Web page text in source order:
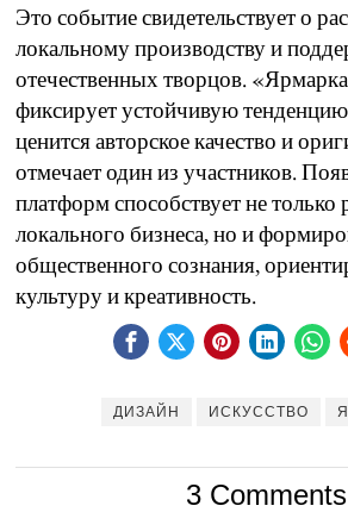
Это событие свидетельствует о
локальному производству и
отечественных творцов. «Ярмарка
фиксирует устойчивую
ценится авторское качество и
отмечает один из участников.
платформ способствует не только
локального бизнеса, но и
общественного сознания,
культуру и креативность.
ДИЗАЙН ИСКУССТВО
3 Comments